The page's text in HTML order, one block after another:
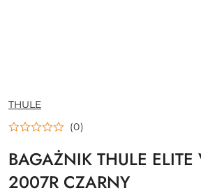
NAZWA
PRODUCENTA:
THULE
(0)
BAGAŻNIK THULE
2007R CZARNY